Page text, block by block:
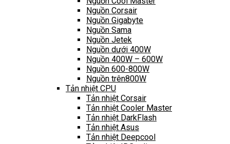
Nguồn Corsair
Nguồn Gigabyte
Nguồn Sama
Nguồn Jetek
Nguồn dưới 400W
Nguồn 400W – 600W
Nguồn 600-800W
Nguồn trên800W
Tản nhiệt CPU
Tản nhiệt Corsair
Tản nhiệt Cooler Master
Tản nhiệt DarkFlash
Tản nhiệt Asus
Tản nhiệt Deepcool